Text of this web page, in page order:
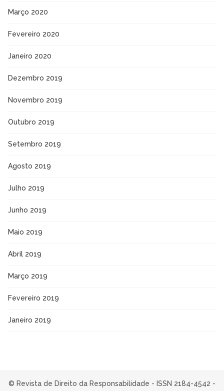
Março 2020
Fevereiro 2020
Janeiro 2020
Dezembro 2019
Novembro 2019
Outubro 2019
Setembro 2019
Agosto 2019
Julho 2019
Junho 2019
Maio 2019
Abril 2019
Março 2019
Fevereiro 2019
Janeiro 2019
© Revista de Direito da Responsabilidade - ISSN 2184-4542 -